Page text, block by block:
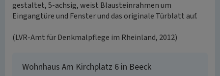
gestaltet, 5-achsig, weist Blausteinrahmen um
Eingangtüre und Fenster und das originale Türblatt auf.
(LVR-Amt für Denkmalpflege im Rheinland, 2012)
Wohnhaus Am Kirchplatz 6 in Beeck